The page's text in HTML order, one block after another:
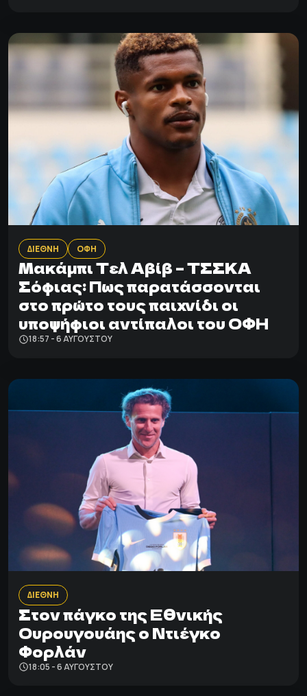
ΔΙΕΘΝΗ ΟΦΗ
Μακάμπι Τελ Αβίβ – ΤΣΣΚΑ
Σόφιας: Πως παρατάσσονται
στο πρώτο τους παιχνίδι οι
υποψήφιοι αντίπαλοι του ΟΦΗ
18:57 - 6 ΑΥΓΟΎΣΤΟΥ
ΔΙΕΘΝΗ
Στον πάγκο της Εθνικής
Ουρουγουάης ο Ντιέγκο
Φορλάν
18:05 - 6 ΑΥΓΟΎΣΤΟΥ